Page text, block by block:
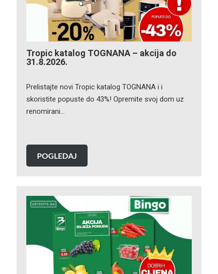
Tropic katalog TOGNANA – akcija do
31.8.2026.
Prelistajte novi Tropic katalog TOGNANA i i
skoristite popuste do 43%! Opremite svoj dom uz
renomirani…
POGLEDAJ